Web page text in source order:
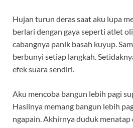
Hujan turun deras saat aku lupa
berlari dengan gaya seperti atlet
cabangnya panik basah kuyup.
berbunyi setiap langkah.
efek suara sendiri.
Aku mencoba bangun lebih pagi
Hasilnya memang bangun lebih
ngapain. Akhirnya duduk